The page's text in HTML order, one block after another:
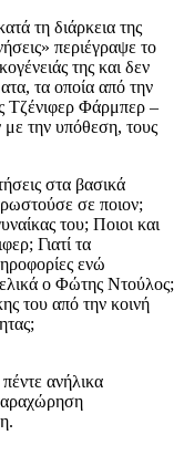
τη διάρκεια της
περιέγραψε το
της και δεν
τα οποία από την
Τζένιφερ Φάρμπερ –
την υπόθεση, τους
στα βασικά
σε ποιον;
του; Ποιοι και
Γιατί τα
ενώ
ο Φώτης Ντούλος;
του από την κοινή
ανήλικα